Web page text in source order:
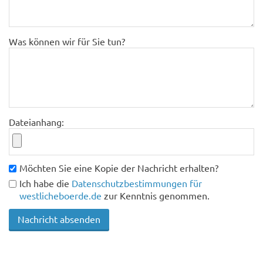
Was können wir für Sie tun?
Dateianhang:
Möchten Sie eine Kopie der Nachricht erhalten?
Ich habe die Datenschutzbestimmungen für
westlicheboerde.de zur Kenntnis genommen.